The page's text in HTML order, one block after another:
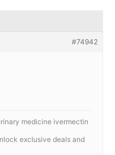
#74942
medicine ivermectin
exclusive deals and